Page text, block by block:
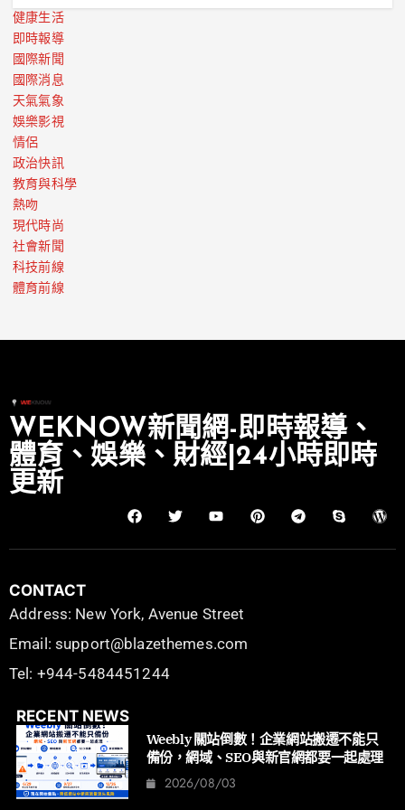
健康生活
即時報導
國際新聞
國際消息
天氣氣象
娛樂影視
情侶
政治快訊
教育與科學
熱吻
現代時尚
社會新聞
科技前線
體育前線
WEKNOW新聞網-即時報導、
體育、娛樂、財經|24小時即時
更新
CONTACT
Address: New York, Avenue Street
Email: support@blazethemes.com
Tel: +944-5484451244
RECENT NEWS
Weebly 關站倒數！企業網站搬遷不能只
備份，網域、SEO與新官網都要一起處理
2026/08/03